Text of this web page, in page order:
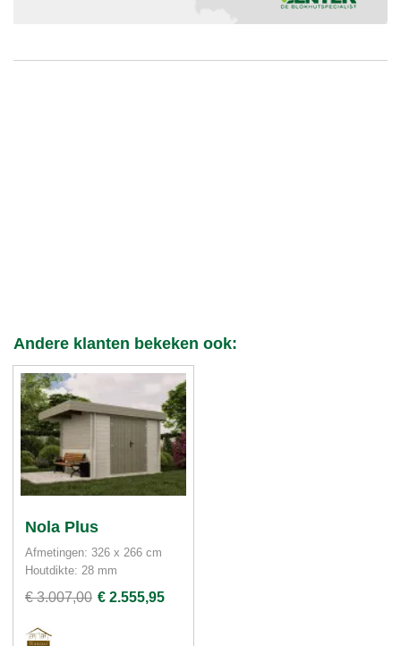
Andere klanten bekeken ook:
Nola Plus
Afmetingen: 326 x 266 cm
Houtdikte: 28 mm
€ 3.007,00 € 2.555,95